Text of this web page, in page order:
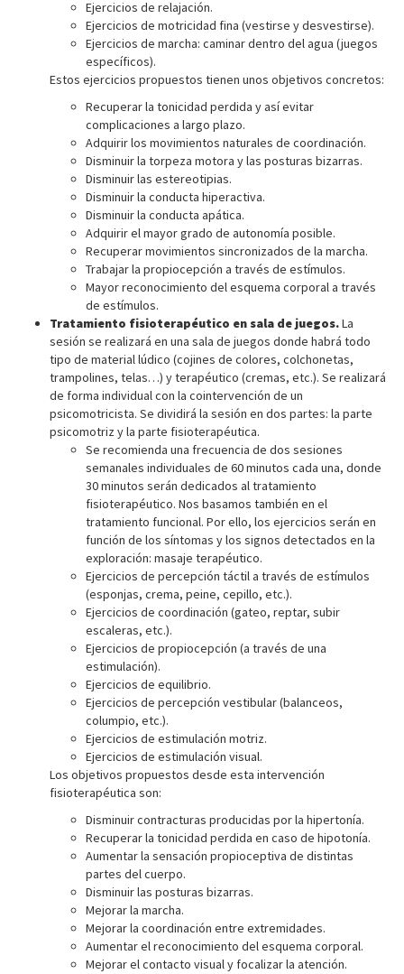
Ejercicios de relajación.
Ejercicios de motricidad fina (vestirse y desvestirse).
Ejercicios de marcha: caminar dentro del agua (juegos
específicos).
Estos ejercicios propuestos tienen unos objetivos concretos:
Recuperar la tonicidad perdida y así evitar
complicaciones a largo plazo.
Adquirir los movimientos naturales de coordinación.
Disminuir la torpeza motora y las posturas bizarras.
Disminuir las estereotipias.
Disminuir la conducta hiperactiva.
Disminuir la conducta apática.
Adquirir el mayor grado de autonomía posible.
Recuperar movimientos sincronizados de la marcha.
Trabajar la propiocepción a través de estímulos.
Mayor reconocimiento del esquema corporal a través
de estímulos.
Tratamiento fisioterapéutico en sala de juegos.La
sesión se realizará en una sala de juegos donde habrá todo
tipo de material lúdico (cojines de colores, colchonetas,
trampolines, telas…) y terapéutico (cremas, etc.). Se realizará
de forma individual con la cointervención de un
psicomotricista. Se dividirá la sesión en dos partes: la parte
psicomotriz y la parte fisioterapéutica.
Se recomienda una frecuencia de dos sesiones
semanales individuales de 60 minutos cada una, donde
30 minutos serán dedicados al tratamiento
fisioterapéutico. Nos basamos también en el
tratamiento funcional. Por ello, los ejercicios serán en
función de los síntomas y los signos detectados en la
exploración: masaje terapéutico.
Ejercicios de percepción táctil a través de estímulos
(esponjas, crema, peine, cepillo, etc.).
Ejercicios de coordinación (gateo, reptar, subir
escaleras, etc.).
Ejercicios de propiocepción (a través de una
estimulación).
Ejercicios de equilibrio.
Ejercicios de percepción vestibular (balanceos,
columpio, etc.).
Ejercicios de estimulación motriz.
Ejercicios de estimulación visual.
Los objetivos propuestos desde esta intervención
fisioterapéutica son:
Disminuir contracturas producidas por la hipertonía.
Recuperar la tonicidad perdida en caso de hipotonía.
Aumentar la sensación propioceptiva de distintas
partes del cuerpo.
Disminuir las posturas bizarras.
Mejorar la marcha.
Mejorar la coordinación entre extremidades.
Aumentar el reconocimiento del esquema corporal.
Mejorar el contacto visual y focalizar la atención.